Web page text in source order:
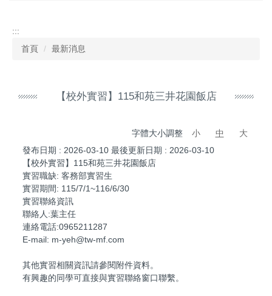
:::
首頁
最新消息
【校外實習】115和苑三井花園飯店
字體大小調整 小 中
大
發布日期 : 2026-03-10 最後更新日期 : 2026-03-10
【校外實習】115和苑三井花園飯店
實習職缺: 客務部實習生
實習期間: 115/7/1~116/6/30
實習聯絡資訊
聯絡人:葉主任
連絡電話:0965211287
E-mail: m-yeh@tw-mf.com
其他實習相關資訊請參閱附件資料。
有興趣的同學可直接與實習聯絡窗口聯繫。